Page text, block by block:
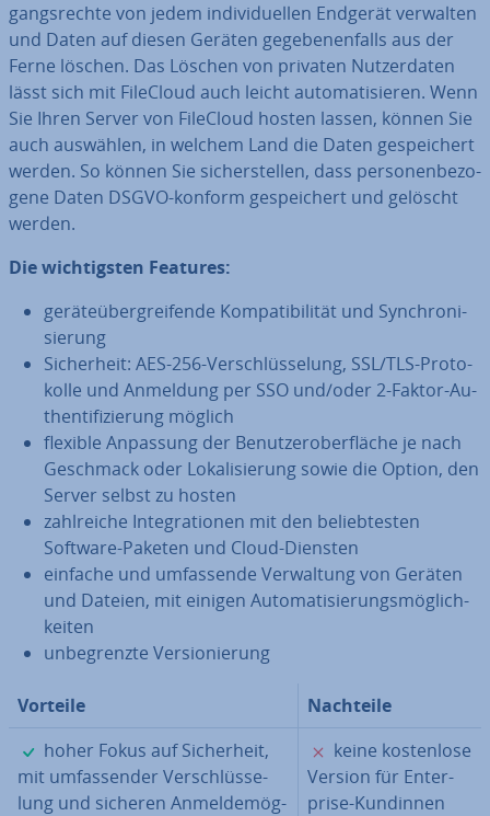
gangs­rech­te von jedem in­di­vi­du­el­len Endgerät verwalten
und Daten auf diesen Geräten ge­ge­be­nen­falls aus der
Ferne löschen. Das Löschen von privaten Nut­zer­da­ten
lässt sich mit FileCloud auch leicht au­to­ma­ti­sie­ren. Wenn
Sie Ihren Server von FileCloud hosten lassen, können Sie
auch auswählen, in welchem Land die Daten ge­spei­chert
werden. So können Sie si­cher­stel­len, dass per­so­nen­be­zo­
ge­ne Daten DSGVO-konform ge­spei­chert und gelöscht
werden.
Die wich­tigs­ten Features:
ge­rä­te­über­grei­fen­de Kom­pa­ti­bi­li­tät und Syn­chro­ni­
sie­rung
Si­cher­heit: AES-256-Ver­schlüs­se­lung, SSL/TLS-Pro­to­
kol­le und Anmeldung per SSO und/oder 2-Faktor-Au­
then­ti­fi­zie­rung möglich
flexible Anpassung der Be­nut­zer­ober­flä­che je nach
Geschmack oder Lo­ka­li­sie­rung sowie die Option, den
Server selbst zu hosten
zahl­rei­che In­te­gra­tio­nen mit den be­lieb­tes­ten
Software-Paketen und Cloud-Diensten
einfache und um­fas­sen­de Ver­wal­tung von Geräten
und Dateien, mit einigen Au­to­ma­ti­sie­rungs­mög­lich­
kei­ten
un­be­grenz­te Ver­sio­nie­rung
Vorteile
Nachteile
✓
hoher Fokus auf Si­cher­heit,
mit um­fas­sen­der Ver­schlüs­se­
lung und sicheren An­mel­de­mög­
✗
keine kos­ten­lo­se
Version für En­ter­
pri­se-Kundinnen